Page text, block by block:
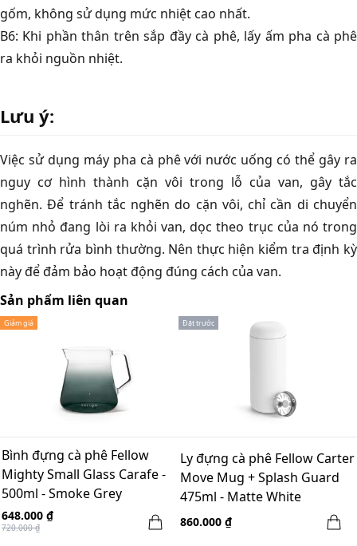
gốm, không sử dụng mức nhiệt cao nhất.
B6: Khi phần thân trên sắp đầy cà phê, lấy ấm pha cà phê
ra khỏi nguồn nhiệt.
Lưu ý:
Việc sử dụng máy pha cà phê với nước uống có thể gây ra
nguy cơ hình thành cặn vôi trong lỗ của van, gây tắc
nghẽn. Để tránh tắc nghẽn do cặn vôi, chỉ cần di chuyển
núm nhỏ đang lòi ra khỏi van, dọc theo trục của nó trong
quá trình rửa bình thường. Nên thực hiện kiểm tra định kỳ
này để đảm bảo hoạt động đúng cách của van.
Sản phẩm liên quan
Giảm giá
Bình đựng cà phê Fellow
Mighty Small Glass Carafe -
500ml - Smoke Grey
648.000 ₫
720.000 ₫
Đặt trước
Ly đựng cà phê Fellow Carter
Move Mug + Splash Guard
475ml - Matte White
860.000 ₫